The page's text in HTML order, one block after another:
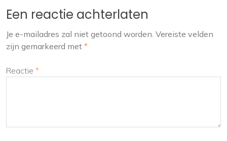
Een reactie achterlaten
Je e-mailadres zal niet getoond worden. Vereiste velden
zijn gemarkeerd met *
Reactie *